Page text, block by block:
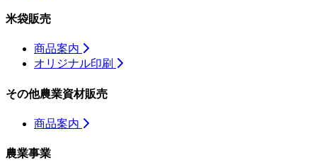
米袋販売
商品案内
オリジナル印刷
その他農業資材販売
商品案内
農業事業